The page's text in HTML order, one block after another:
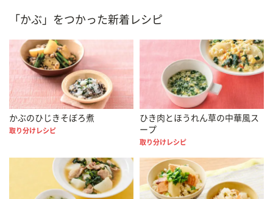
「かぶ」をつかった新着レシピ
かぶのひじきそぼろ煮
取り分けレシピ
ひき肉とほうれん草の中華風ス
ープ
取り分けレシピ